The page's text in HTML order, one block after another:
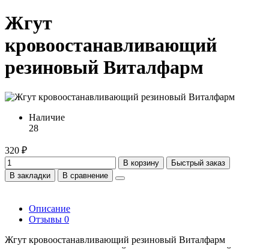
Жгут
кровоостанавливающий
резиновый Виталфарм
Наличие
28
320 ₽
В корзину
Быстрый заказ
В закладки
В сравнение
Описание
Отзывы 0
Жгут кровоостанавливающий резиновый Виталфарм